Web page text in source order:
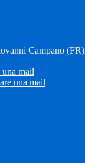
Campano (FR)
mail
una mail